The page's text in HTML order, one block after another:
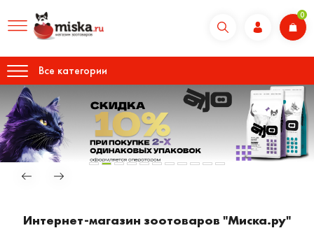
0
Все категории
Интернет-магазин зоотоваров "Миска.ру"